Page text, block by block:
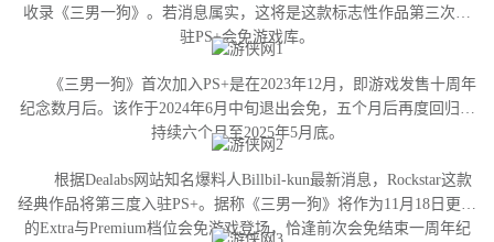
收录《三男一狗》。若消息属实，这将是这款标志性作品第三次进
驻PS+会免游戏库。
《三男一狗》首次加入PS+是在2023年12月，即游戏发售十周年
纪念数月后。该作于2024年6月中旬退出会免，五个月后再度回归并
持续六个月至2025年5月底。
根据Dealabs网站知名爆料人Billbil-kun最新消息，Rockstar这款
经典作品将第三度入驻PS+。据称《三男一狗》将作为11月18日更新
的Extra与Premium档位会免游戏登场，恰逢前次会免结束一周年纪